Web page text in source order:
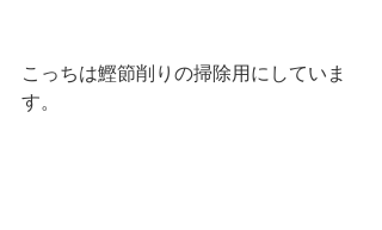
こっちは鰹節削りの掃除用にしていま
す。